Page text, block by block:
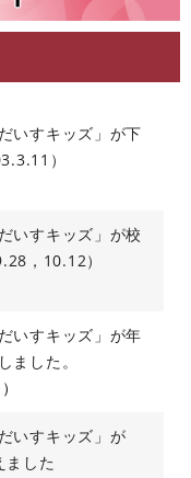
いすキッズ」が下
）
いすキッズ」が校
，10.12）
いすキッズ」が年
ました。
いすキッズ」が
ました